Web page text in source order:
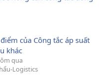
của Công tắc áp suất
khác
qua
Logistics